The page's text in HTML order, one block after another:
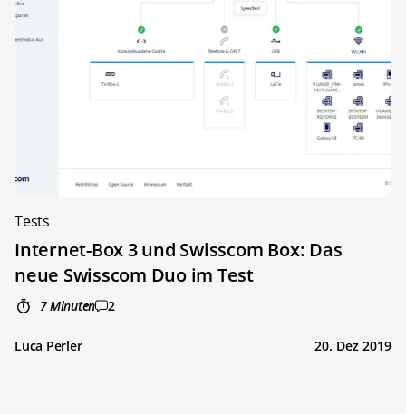
Tests
Internet-Box 3 und Swisscom Box: Das
neue Swisscom Duo im Test
7 Minuten 2
Luca Perler 20. Dez 2019